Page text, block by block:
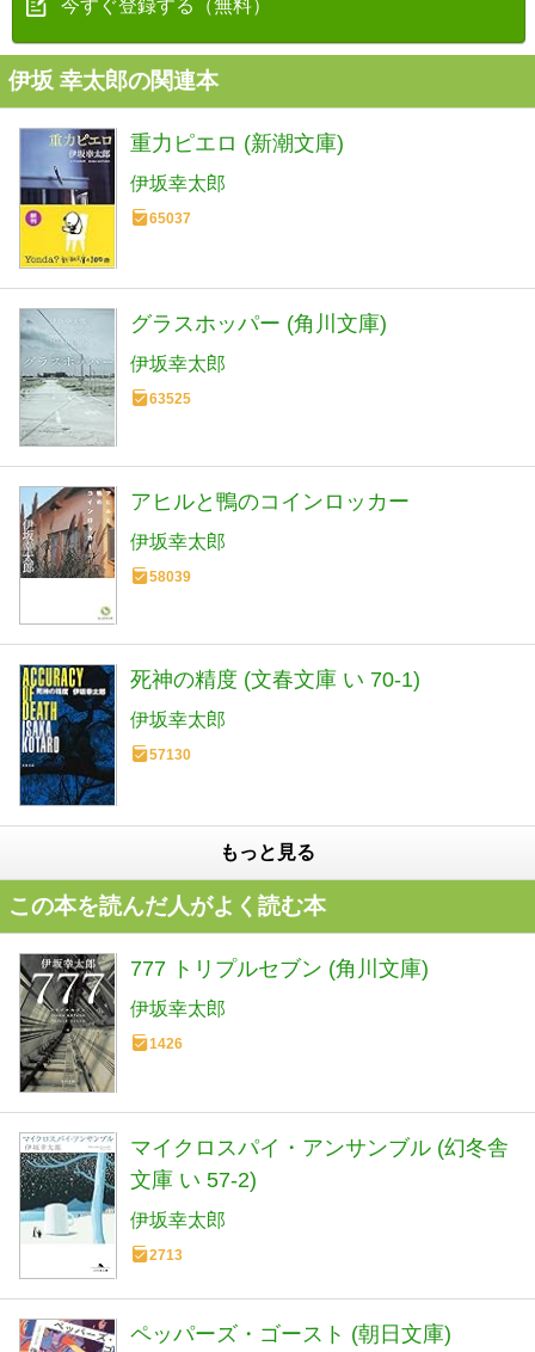
今すぐ登録する（無料）
伊坂 幸太郎の関連本
重力ピエロ (新潮文庫)
伊坂幸太郎
65037
グラスホッパー (角川文庫)
伊坂幸太郎
63525
アヒルと鴨のコインロッカー
伊坂幸太郎
58039
死神の精度 (文春文庫 い 70-1)
伊坂幸太郎
57130
もっと見る
この本を読んだ人がよく読む本
777 トリプルセブン (角川文庫)
伊坂幸太郎
1426
マイクロスパイ・アンサンブル (幻冬舎
文庫 い 57-2)
伊坂幸太郎
2713
ペッパーズ・ゴースト (朝日文庫)